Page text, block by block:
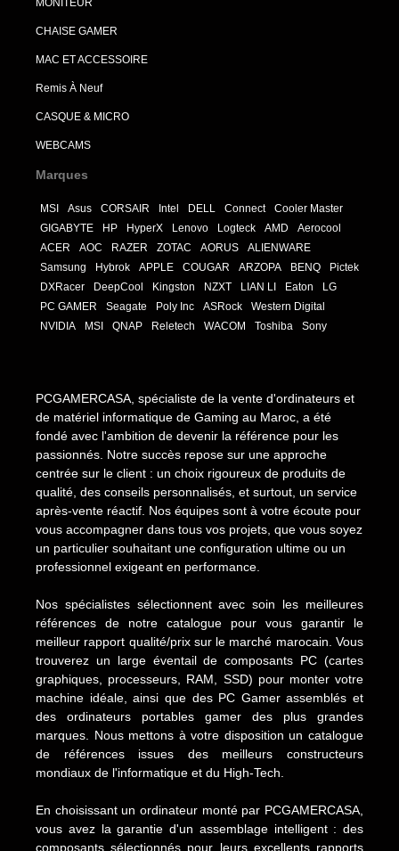
MONITEUR
CHAISE GAMER
MAC ET ACCESSOIRE
Remis À Neuf
CASQUE & MICRO
WEBCAMS
Marques
MSI Asus CORSAIR Intel DELL Connect
Cooler Master
GIGABYTE
HP HyperX Lenovo Logteck AMD
Aerocool
ACER
AOC RAZER ZOTAC AORUS
ALIENWARE
Samsung
Hybrok APPLE COUGAR ARZOPA BENQ
Pictek
DXRacer
DeepCool Kingston NZXT LIAN LI Eaton
LG
PC GAMER
Seagate Poly Inc ASRock
Western Digital
NVIDIA
MSI QNAP Reletech WACOM Toshiba Sony
PCGAMERCASA, spécialiste de la vente d'ordinateurs et
de matériel informatique de Gaming au Maroc, a été
fondé avec l'ambition de devenir la référence pour les
passionnés. Notre succès repose sur une approche
centrée sur le client : un choix rigoureux de produits de
qualité, des conseils personnalisés, et surtout, un service
après-vente réactif. Nos équipes sont à votre écoute pour
vous accompagner dans tous vos projets, que vous soyez
un particulier souhaitant une configuration ultime ou un
professionnel exigeant en performance.
Nos spécialistes sélectionnent avec soin les meilleures
références de notre catalogue pour vous garantir le
meilleur rapport qualité/prix sur le marché marocain. Vous
trouverez un large éventail de composants PC (cartes
graphiques, processeurs, RAM, SSD) pour monter votre
machine idéale, ainsi que des PC Gamer assemblés et
des ordinateurs portables gamer des plus grandes
marques. Nous mettons à votre disposition un catalogue
de références issues des meilleurs constructeurs
mondiaux de l'informatique et du High-Tech.
En choisissant un ordinateur monté par PCGAMERCASA,
vous avez la garantie d'un assemblage intelligent : des
composants sélectionnés pour leurs excellents rapports